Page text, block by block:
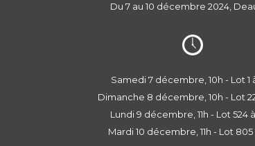
Du 7 au 10 décembre 2024,
Samedi 7 décembre, 10h - Lot 1
Dimanche 8 décembre, 10h - Lot
Lundi 9 décembre, 11h - Lot 524
Mardi 10 décembre, 11h - Lot 805